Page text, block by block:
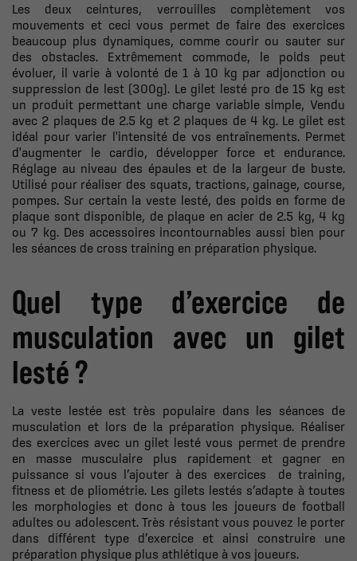
Les deux ceintures, verrouilles complètement vos
mouvements et ceci vous permet de faire des exercices
beaucoup plus dynamiques, comme courir ou sauter sur
des obstacles. Extrêmement commode, le poids peut
évoluer, il varie à volonté de 1 à 10 kg par adjonction ou
suppression de lest (300g). Le gilet lesté pro de 15 kg est
un produit permettant une charge variable simple, Vendu
avec 2 plaques de 2.5 kg et 2 plaques de 4 kg. Le gilet est
idéal pour varier l'intensité de vos entraînements. Permet
d'augmenter le cardio, développer force et endurance.
Réglage au niveau des épaules et de la largeur de buste.
Utilisé pour réaliser des squats, tractions, gainage, course,
pompes. Sur certain la veste lesté, des poids en forme de
plaque sont disponible, de plaque en acier de 2.5 kg, 4 kg
ou 7 kg. Des accessoires incontournables aussi bien pour
les séances de cross training en préparation physique.
Quel type d’exercice de
musculation avec un gilet
lesté ?
La veste lestée est très populaire dans les séances de
musculation et lors de la préparation physique. Réaliser
des exercices avec un gilet lesté vous permet de prendre
en masse musculaire plus rapidement et gagner en
puissance si vous l’ajouter à des exercices
de training,
fitness et de pliométrie. Les gilets lestés s’adapte à toutes
les morphologies et donc à tous les joueurs de football
adultes ou adolescent. Très résistant vous pouvez le porter
dans différent type d’exercice et ainsi construire une
préparation physique plus athlétique à vos joueurs.